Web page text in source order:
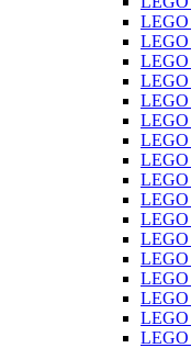
LEGO
LEGO
LEGO
LEGO
LEGO
LEGO
LEGO
LEGO
LEGO
LEGO
LEGO
LEGO